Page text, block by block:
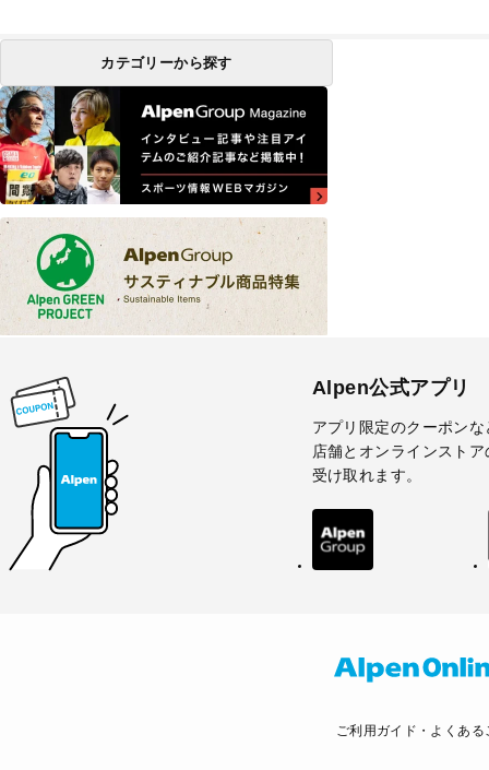
カテゴリーから探す
Alpen公式アプリ
アプリ限定のクーポンな
店舗とオンラインスト
受け取れます。
ご利用ガイド・よくある